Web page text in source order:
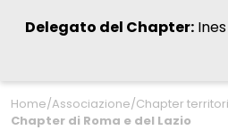
Delegato del Chapter:
Home/Associazione/Chapter
Chapter di Roma e del Lazio